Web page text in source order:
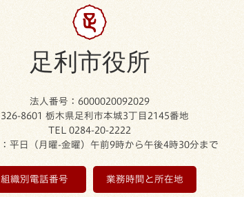
足利市役所
法人番号：6000020092029
8601 栃木県足利市本城3丁目2145番地
TEL 0284-20-2222
平日（月曜-金曜）午前9時から午後4時30分まで
組織別電話番号 業務時間と所在地